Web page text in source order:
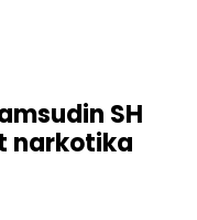
SH
narkotika